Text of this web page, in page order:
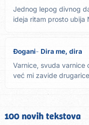
Jednog lepog divnog
ideja ritam prosto ubija
Đogani Dira me, dira
Varnice, svuda varnice
već mi zavide
100 novih tekstova